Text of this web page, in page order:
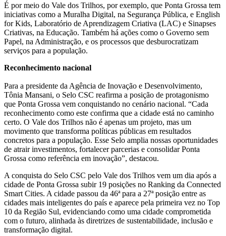
É por meio do Vale dos Trilhos, por exemplo, que Ponta Grossa tem
iniciativas como a Muralha Digital, na Segurança Pública, e English
for Kids, Laboratório de Aprendizagem Criativa (LAC) e Sinapses
Criativas, na Educação. Também há ações como o Governo sem
Papel, na Administração, e os processos que desburocratizam
serviços para a população.
Reconhecimento nacional
Para a presidente da Agência de Inovação e Desenvolvimento,
Tônia Mansani, o Selo CSC reafirma a posição de protagonismo
que Ponta Grossa vem conquistando no cenário nacional. “Cada
reconhecimento como este confirma que a cidade está no caminho
certo. O Vale dos Trilhos não é apenas um projeto, mas um
movimento que transforma políticas públicas em resultados
concretos para a população. Esse Selo amplia nossas oportunidades
de atrair investimentos, fortalecer parcerias e consolidar Ponta
Grossa como referência em inovação”, destacou.
A conquista do Selo CSC pelo Vale dos Trilhos vem um dia após a
cidade de Ponta Grossa subir 19 posições no Ranking da Connected
Smart Cities. A cidade passou da 46ª para a 27ª posição entre as
cidades mais inteligentes do país e aparece pela primeira vez no Top
10 da Região Sul, evidenciando como uma cidade comprometida
com o futuro, alinhada às diretrizes de sustentabilidade, inclusão e
transformação digital.